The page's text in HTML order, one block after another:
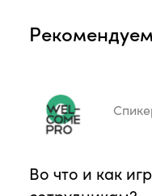
Во что и как